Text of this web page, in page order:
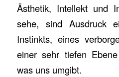
Ästhetik, Intellekt und
sehe, sind Ausdruck
Instinkts, eines
einer sehr tiefen
was uns umgibt.